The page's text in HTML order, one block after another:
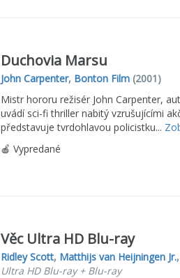
Duchovia Marsu
John Carpenter, Bonton Film(2001)
Mistr hororu režisér John Carpenter,
uvádí sci-fi thriller nabitý vzrušujícími
představuje tvrdohlavou policistku...
🍎 Vypredané
Věc Ultra HD Blu-ray
Ridley Scott, Matthijs van Heijningen Jr.,
Ultra HD Blu-ray + Blu-ray